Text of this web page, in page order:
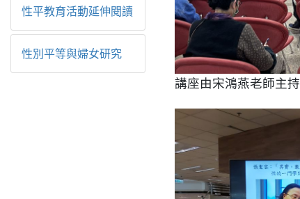
性平教育活動延伸閱讀
性別平等與婦女研究
講座由宋鴻燕老師主持